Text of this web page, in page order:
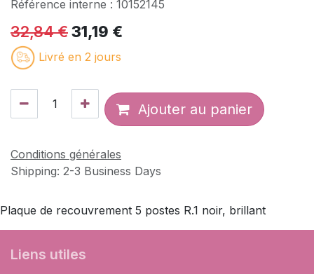
Référence interne : 10152145
32,84€31,19 €
Livré en 2 jours
Ajouter au panier
Conditions générales
Shipping: 2-3 Business Days
Plaque de recouvrement 5 postes R.1 noir, brillant
Liens utiles